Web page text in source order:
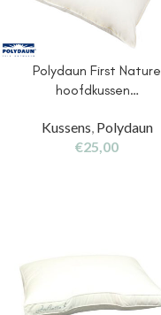
Polydaun First Nature
hoofdkussen…
Kussens Polydaun
€25,00